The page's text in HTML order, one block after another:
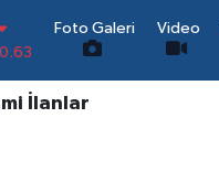
Foto Galeri Video
İlanlar